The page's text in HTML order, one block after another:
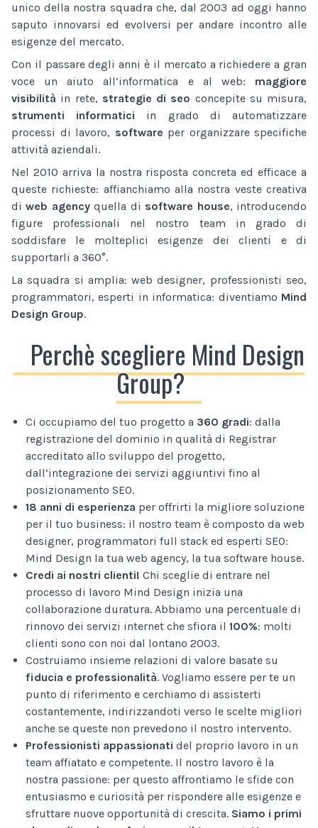
unico della nostra squadra che, dal 2003 ad oggi hanno
saputo innovarsi ed evolversi per andare incontro alle
esigenze del mercato.
Con il passare degli anni è il mercato a richiedere a gran
voce un aiuto all’informatica e al web: maggiore
visibilità in rete, strategie di seo concepite su misura,
strumenti informatici in grado di automatizzare
processi di lavoro, software per organizzare specifiche
attività aziendali.
Nel 2010 arriva la nostra risposta concreta ed efficace a
queste richieste: affianchiamo alla nostra veste creativa
diweb agencyquella di software house, introducendo
figure professionali nel nostro team in grado di
soddisfare le molteplici esigenze dei clienti e di
supportarli a 360°.
La squadra si amplia: web designer, professionisti seo,
programmatori, esperti in informatica: diventiamo Mind
Design Group.
Perchè scegliere Mind Design
Group?
Ci occupiamo del tuo progetto a 360 gradi: dalla
registrazione del dominio in qualità di Registrar
accreditato allo sviluppo del progetto,
dall’integrazione dei servizi aggiuntivi fino al
posizionamento SEO.
18 anni di esperienza per offrirti la migliore soluzione
per il tuo business: il nostro team è composto da web
designer, programmatori full stack ed esperti SEO:
Mind Design la tua web agency, la tua software house.
Credi ai nostri clienti! Chi sceglie di entrare nel
processo di lavoro Mind Design inizia una
collaborazione duratura. Abbiamo una percentuale di
rinnovo dei servizi internet che sfiora il 100%: molti
clienti sono con noi dal lontano 2003.
Costruiamo insieme relazioni di valore basate su
fiducia e professionalità. Vogliamo essere per te un
punto di riferimento e cerchiamo di assisterti
costantemente, indirizzandoti verso le scelte migliori
anche se queste non prevedono il nostro intervento.
Professionisti appassionati del proprio lavoro in un
team affiatato e competente. Il nostro lavoro è la
nostra passione: per questo affrontiamo le sfide con
entusiasmo e curiosità per rispondere alle esigenze e
sfruttare nuove opportunità di crescita. Siamo i primi